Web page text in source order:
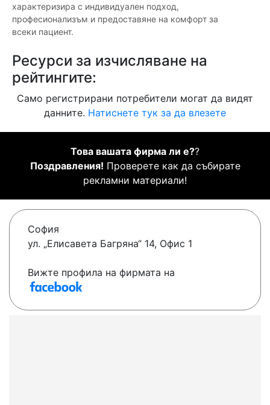
характеризира с индивидуален подход,
професионализъм и предоставяне на комфорт за
всеки пациент.
Ресурси за изчисляване на
рейтингите:
Само регистрирани потребители могат да видят
данните. Натиснете тук за да влезете
Това вашата фирма ли е??
Поздравления! Проверете как да събирате
рекламни материали!
София
ул. „Елисавета Багряна“ 14, Офис 1
Вижте профила на фирмата на